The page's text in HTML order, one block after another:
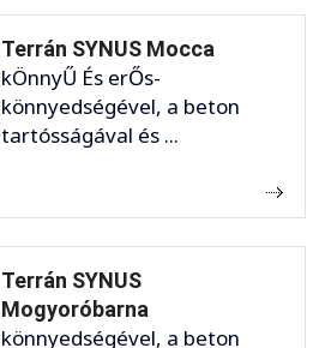
Terrán SYNUS Mocca
kÖnnyŰ És erŐs-
könnyedségével, a beton
tartósságával és ...
Terrán SYNUS
Mogyoróbarna
könnyedségével, a beton